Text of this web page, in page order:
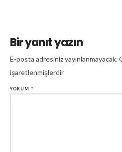
Bir yanıt yazın
E-posta adresiniz yayınlanmayacak.
işaretlenmişlerdir
YORUM *